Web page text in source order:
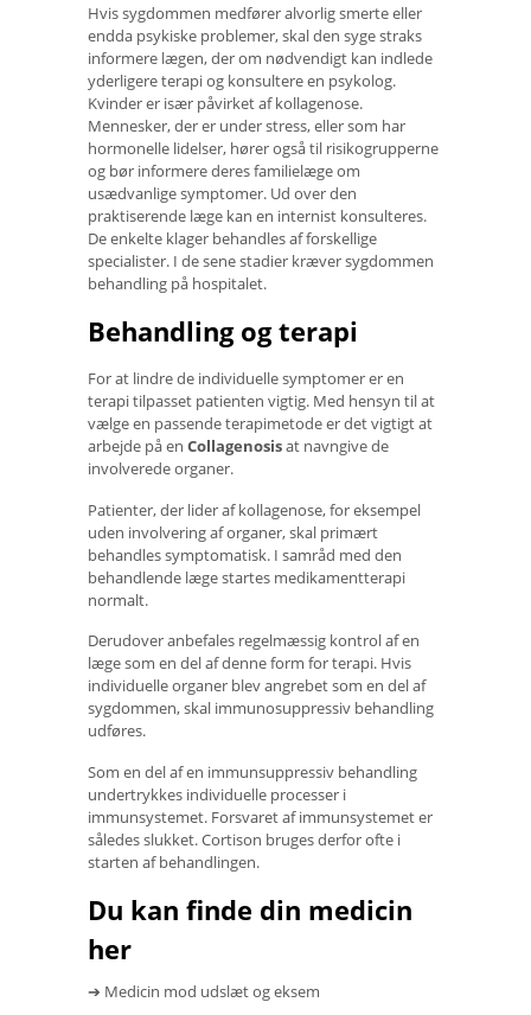
Hvis sygdommen medfører alvorlig smerte eller
endda psykiske problemer, skal den syge straks
informere lægen, der om nødvendigt kan indlede
yderligere terapi og konsultere en psykolog.
Kvinder er især påvirket af kollagenose.
Mennesker, der er under stress, eller som har
hormonelle lidelser, hører også til risikogrupperne
og bør informere deres familielæge om
usædvanlige symptomer. Ud over den
praktiserende læge kan en internist konsulteres.
De enkelte klager behandles af forskellige
specialister. I de sene stadier kræver sygdommen
behandling på hospitalet.
Behandling og terapi
For at lindre de individuelle symptomer er en
terapi tilpasset patienten vigtig. Med hensyn til at
vælge en passende terapimetode er det vigtigt at
arbejde på en Collagenosisat navngive de
involverede organer.
Patienter, der lider af kollagenose, for eksempel
uden involvering af organer, skal primært
behandles symptomatisk. I samråd med den
behandlende læge startes medikamentterapi
normalt.
Derudover anbefales regelmæssig kontrol af en
læge som en del af denne form for terapi. Hvis
individuelle organer blev angrebet som en del af
sygdommen, skal immunosuppressiv behandling
udføres.
Som en del af en immunsuppressiv behandling
undertrykkes individuelle processer i
immunsystemet. Forsvaret af immunsystemet er
således slukket. Cortison bruges derfor ofte i
starten af ​​behandlingen.
Du kan finde din medicin
her
➔ Medicin mod udslæt og eksem